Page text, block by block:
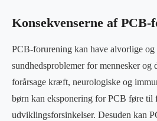
Konsekvenserne af
PCB-forurening kan have alvorlige og
sundhedsproblemer for mennesker og
forårsage kræft, neurologiske og
børn kan eksponering for PCB føre til
udviklingsforsinkelser. Desuden kan